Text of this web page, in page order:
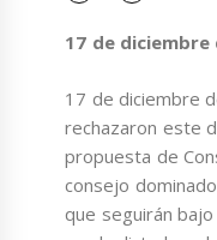
17 de diciembre
17 de diciembre
rechazaron este
propuesta de
consejo
que seguirán